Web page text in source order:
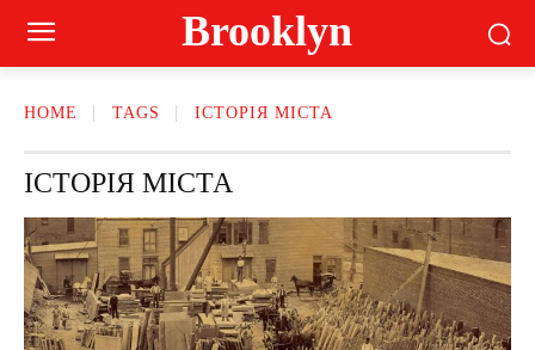
Brooklyn
HOME TAGS ІСТОРІЯ МІСТА
ІСТОРІЯ МІСТА